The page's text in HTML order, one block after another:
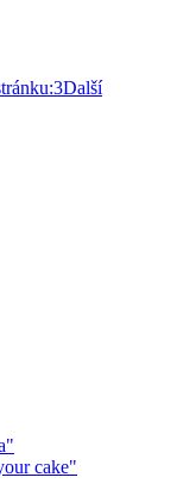
3Další
cake"